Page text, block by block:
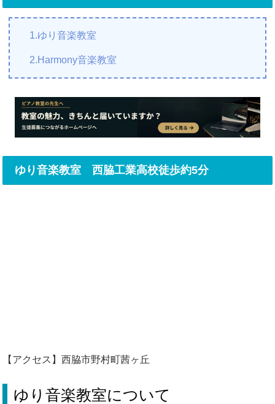
1.ゆり音楽教室
2.Harmony音楽教室
ゆり音楽教室 西脇工業高校徒歩約5分
【アクセス】西脇市野村町茜ヶ丘
ゆり音楽教室について